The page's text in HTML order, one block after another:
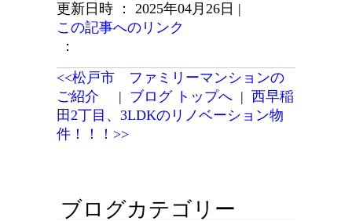
更新日時 ： 2025年04月26日 |
この記事へのリンク
：
<<松戸市 ファミリーマンションの
ご紹介 | ブログ トップへ | 西早稲
田2丁目、3LDKのリノベーション物
件！！！>>